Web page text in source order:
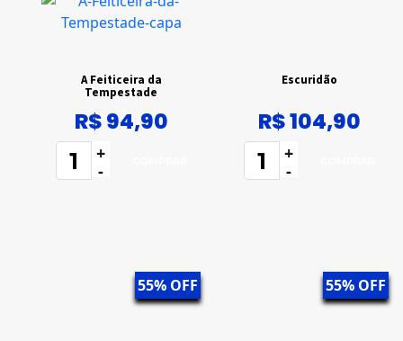
A Feiticeira da
Tempestade
R$ 94,90
+
-
Escuridão
R$ 104,90
+
-
55% OFF 55% OFF